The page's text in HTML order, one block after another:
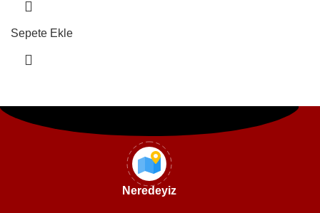
Sepete Ekle
Neredeyiz